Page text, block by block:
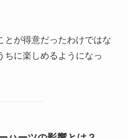
とが得意だったわけではな
ちに楽しめるようになっ